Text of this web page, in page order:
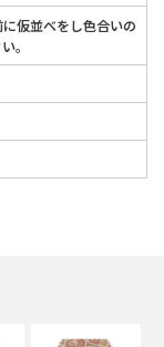
仮並べをし色合いの
。